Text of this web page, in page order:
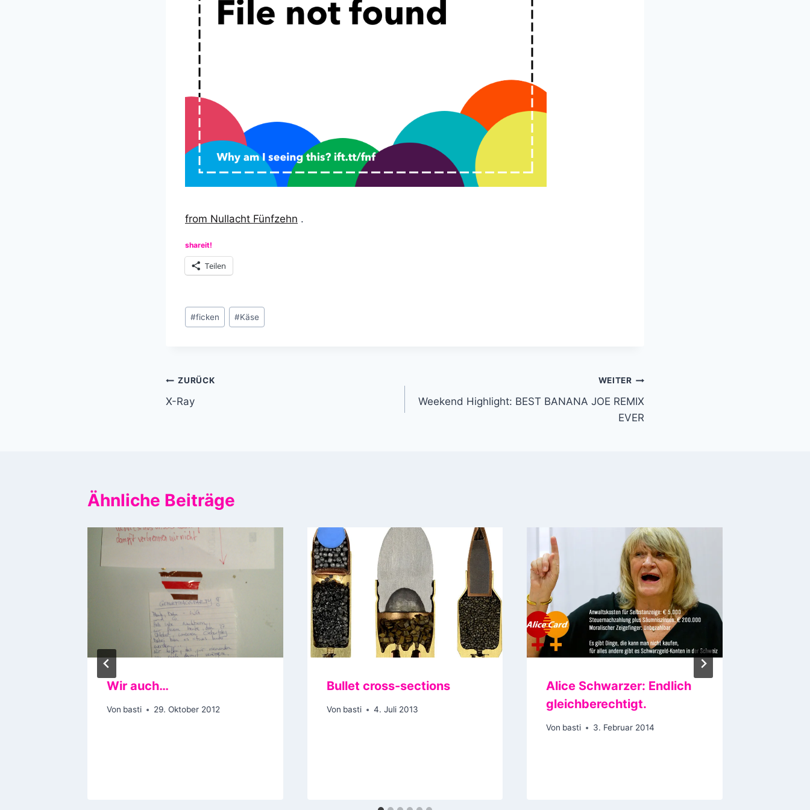
from Nullacht Fünfzehn .
shareit!
Teilen
Schlagworte:
#ficken #Käse
Beitragsnavigation
ZURÜCK
X-Ray
WEITER
Weekend Highlight: BEST BANANA JOE REMIX
EVER
Ähnliche Beiträge
Wir auch…
Von basti 29. Oktober 2012
Bullet cross-sections
Von basti 4. Juli 2013
Alice Schwarzer: Endlich
gleichberechtigt.
Von basti 3. Februar 2014